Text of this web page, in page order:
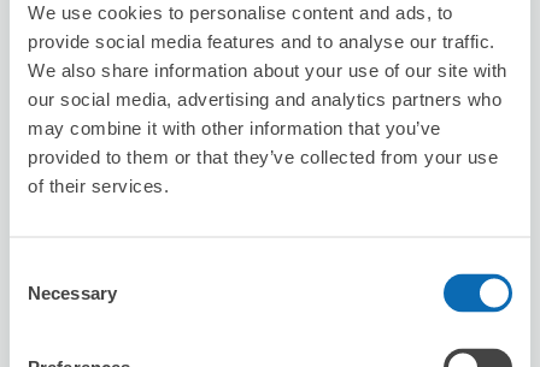
We use cookies to personalise content and ads, to
provide social media features and to analyse our traffic.
We also share information about your use of our site with
our social media, advertising and analytics partners who
may combine it with other information that you’ve
provided to them or that they’ve collected from your use
of their services.
Selection
Necessary
方南町駅から徒歩3分
本日の営業時間: 00:00〜00:00
8/12水